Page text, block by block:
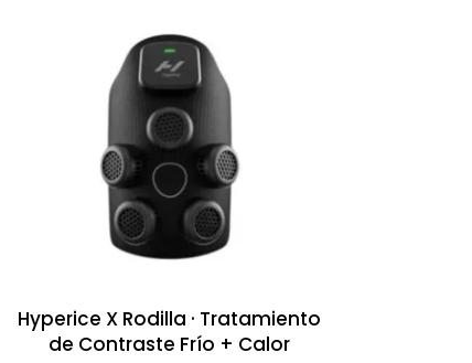
Hyperice X Rodilla · Tratamiento
de Contraste Frío + Calor